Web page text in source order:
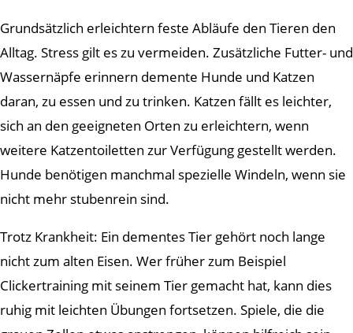
Grundsätzlich erleichtern feste Abläufe den Tieren den
Alltag. Stress gilt es zu vermeiden. Zusätzliche Futter- und
Wassernäpfe erinnern demente Hunde und Katzen
daran, zu essen und zu trinken. Katzen fällt es leichter,
sich an den geeigneten Orten zu erleichtern, wenn
weitere Katzentoiletten zur Verfügung gestellt werden.
Hunde benötigen manchmal spezielle Windeln, wenn sie
nicht mehr stubenrein sind.
Trotz Krankheit: Ein dementes Tier gehört noch lange
nicht zum alten Eisen. Wer früher zum Beispiel
Clickertraining mit seinem Tier gemacht hat, kann dies
ruhig mit leichten Übungen fortsetzen. Spiele, die die